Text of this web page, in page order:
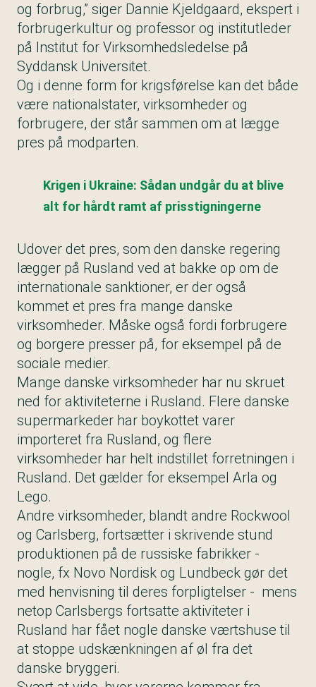
og forbrug,” siger Dannie Kjeldgaard, ekspert i
forbrugerkultur og professor og institutleder
på Institut for Virksomhedsledelse på
Syddansk Universitet.
Og i denne form for krigsførelse kan det både
være nationalstater, virksomheder og
forbrugere, der står sammen om at lægge
pres på modparten.
Krigen i Ukraine: Sådan undgår du at blive
alt for hårdt ramt af prisstigningerne
Udover det pres, som den danske regering
lægger på Rusland ved at bakke op om de
internationale sanktioner, er der også
kommet et pres fra mange danske
virksomheder. Måske også fordi forbrugere
og borgere presser på, for eksempel på de
sociale medier.
Mange danske virksomheder har nu skruet
ned for aktiviteterne i Rusland. Flere danske
supermarkeder har boykottet varer
importeret fra Rusland, og flere
virksomheder har helt indstillet forretningen i
Rusland. Det gælder for eksempel Arla og
Lego.
Andre virksomheder, blandt andre Rockwool
og Carlsberg, fortsætter i skrivende stund
produktionen på de russiske fabrikker -
nogle, fx Novo Nordisk og Lundbeck gør det
med henvisning til deres forpligtelser - mens
netop Carlsbergs fortsatte aktiviteter i
Rusland har fået nogle danske værtshuse til
at stoppe udskænkningen af øl fra det
danske bryggeri.